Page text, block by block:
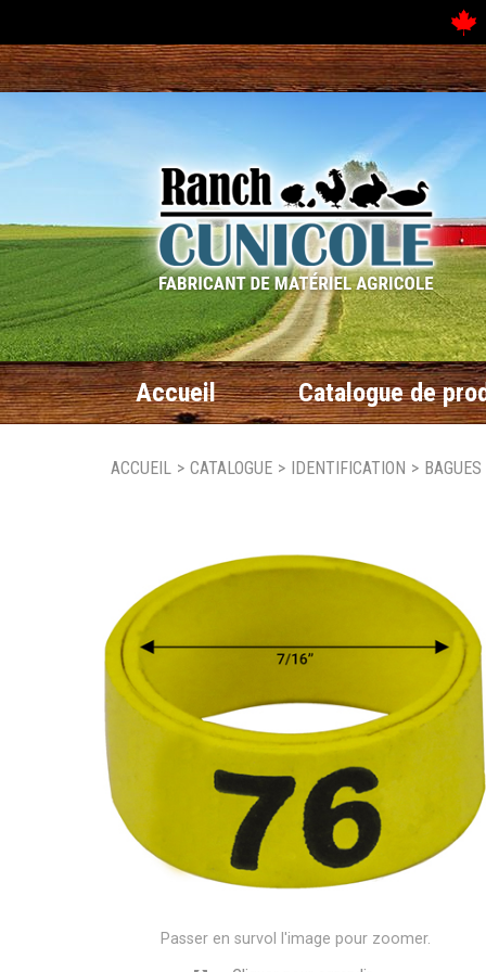
Accueil Catalogue de
ACCUEIL > CATALOGUE > IDENTIFICATION >
Passer en survol l'image pour zoomer.